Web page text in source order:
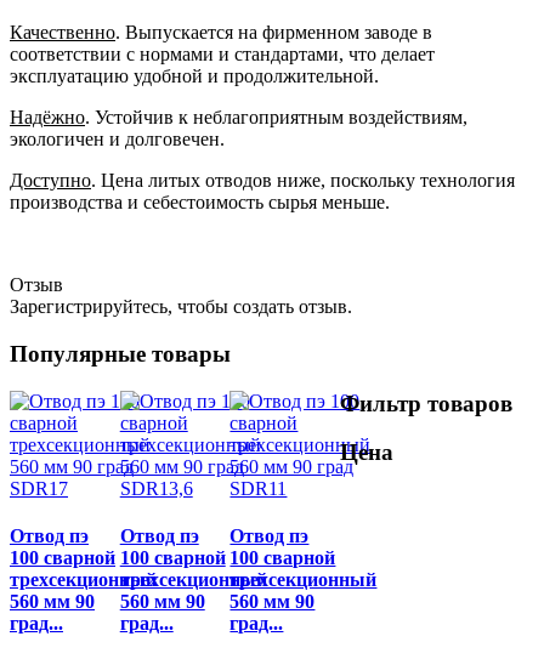
Качественно. Выпускается на фирменном заводе в
соответствии с нормами и стандартами, что делает
эксплуатацию удобной и продолжительной.
Надёжно. Устойчив к неблагоприятным воздействиям,
экологичен и долговечен.
Доступно. Цена литых отводов ниже, поскольку технология
производства и себестоимость сырья меньше.
Отзыв
Зарегистрируйтесь, чтобы создать отзыв.
Популярные товары
Отвод пэ
100 сварной
трехсекционный
560 мм 90
град...
Отвод пэ
100 сварной
трехсекционный
560 мм 90
град...
Отвод пэ
100 сварной
трехсекционный
560 мм 90
град...
Фильтр товаров
Цена